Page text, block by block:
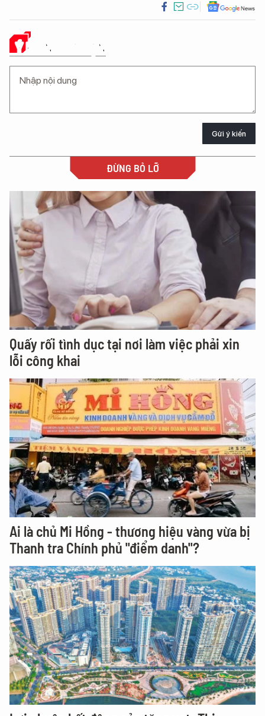
Ý KIẾN CỦA BẠN
Gửi ý kiến
ĐỪNG BỎ LỠ
Quấy rối tình dục tại nơi làm việc phải xin
lỗi công khai
Ai là chủ Mi Hồng - thương hiệu vàng vừa bị
Thanh tra Chính phủ "điểm danh"?